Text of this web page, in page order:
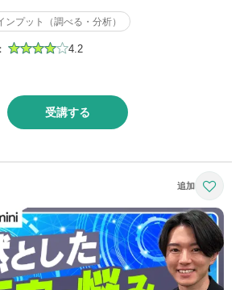
ンプット（調べる・分析）
4.2
受講する